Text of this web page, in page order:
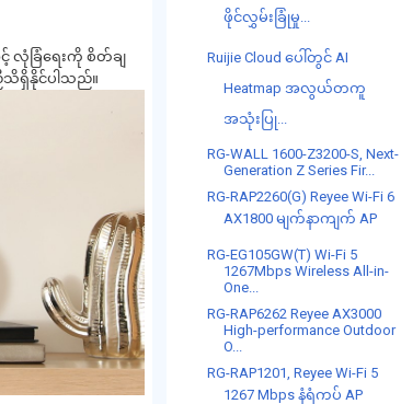
ခြံရေးကို စိတ်ချ
ရှိနိုင်ပါသည်။
ဖိုင်လွှမ်းခြုံမှု...
Ruijie Cloud ပေါ်တွင် AI
Heatmap အလွယ်တကူ
အသုံးပြု...
RG-WALL 1600-Z3200-S, Next-
Generation Z Series Fir...
RG-RAP2260(G) Reyee Wi-Fi 6
AX1800 မျက်နာကျက် AP
RG-EG105GW(T) Wi-Fi 5
1267Mbps Wireless All-in-
One...
RG-RAP6262 Reyee AX3000
High-performance Outdoor
O...
RG-RAP1201, Reyee Wi-Fi 5
1267 Mbps နံရံကပ် AP